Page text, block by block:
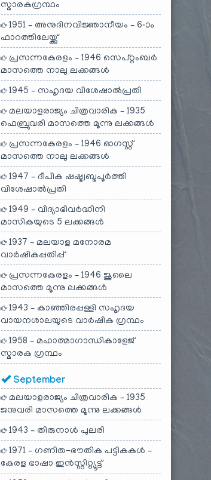
സ്മാരകഗ്രന്ഥം
1951 – അനുദിനവിജ്ഞാനീയം – 6-ാം
ഫാറത്തിലേയ്ക്കു്
പ്രസന്നകേരളം – 1946 സെപ്റ്റംബർ
മാസത്തെ നാലു ലക്കങ്ങൾ
1945 – സഹൃദയ വിശേഷാൽപ്രതി
മലയാളരാജ്യം ചിത്രവാരിക – 1935
ഫെബ്രുവരി മാസത്തെ മൂന്നു ലക്കങ്ങൾ
പ്രസന്നകേരളം – 1946 ഓഗസ്റ്റ്
മാസത്തെ നാലു ലക്കങ്ങൾ
1947 – ദീപിക ഷഷ്ട്വബ്ദപൂർത്തി
വിശേഷാൽപ്രതി
1949 – വിദ്യാഭിവർദ്ധിനി
മാസികയുടെ 5 ലക്കങ്ങൾ
1937 – മലയാള മനോരമ
വാർഷികപ്പതിപ്പ്
പ്രസന്നകേരളം – 1946 ജൂലൈ
മാസത്തെ മൂന്നു ലക്കങ്ങൾ
1943 – കാഞ്ഞിരപ്പള്ളി സഹൃദയ
വായനശാലയുടെ വാർഷിക ഗ്രന്ഥം
1958 – മഹാത്മാഗാന്ധികാളേജ്
സ്മാരക ഗ്രന്ഥം
September
മലയാളരാജ്യം ചിത്രവാരിക – 1935
ജനുവരി മാസത്തെ മൂന്നു ലക്കങ്ങൾ
1943 – തിരുനാൾ പുലരി
1971 – ഗണിത-ഭൗതിക പട്ടികകൾ –
കേരള ഭാഷാ ഇൻസ്റ്റിറ്റ്യൂട്ട്